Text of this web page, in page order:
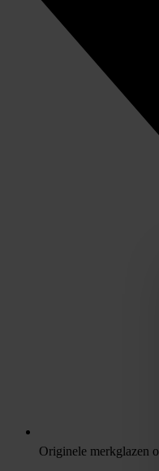
Originele merkglazen